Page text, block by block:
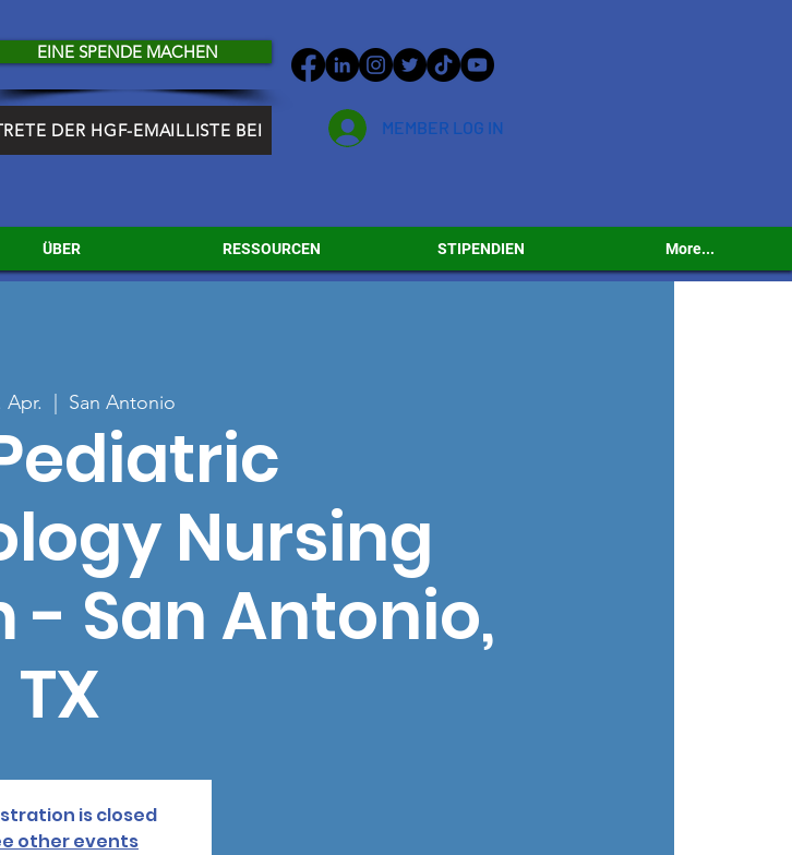
EINE SPENDE MACHEN
DER HGF-EMAILLISTE BEI MEMBER LOG IN
ÜBER RESSOURCEN STIPENDIEN More...
Apr. San Antonio
Nursing
- San Antonio,
TX
is closed
other events